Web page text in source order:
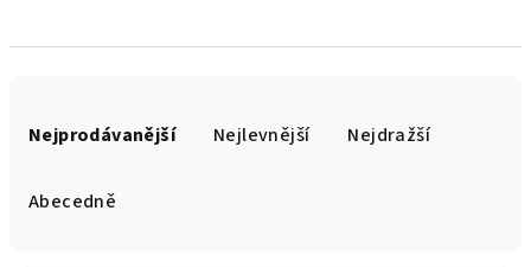
Nejprodávanější Nejlevnější Nejdražší
Abecedně